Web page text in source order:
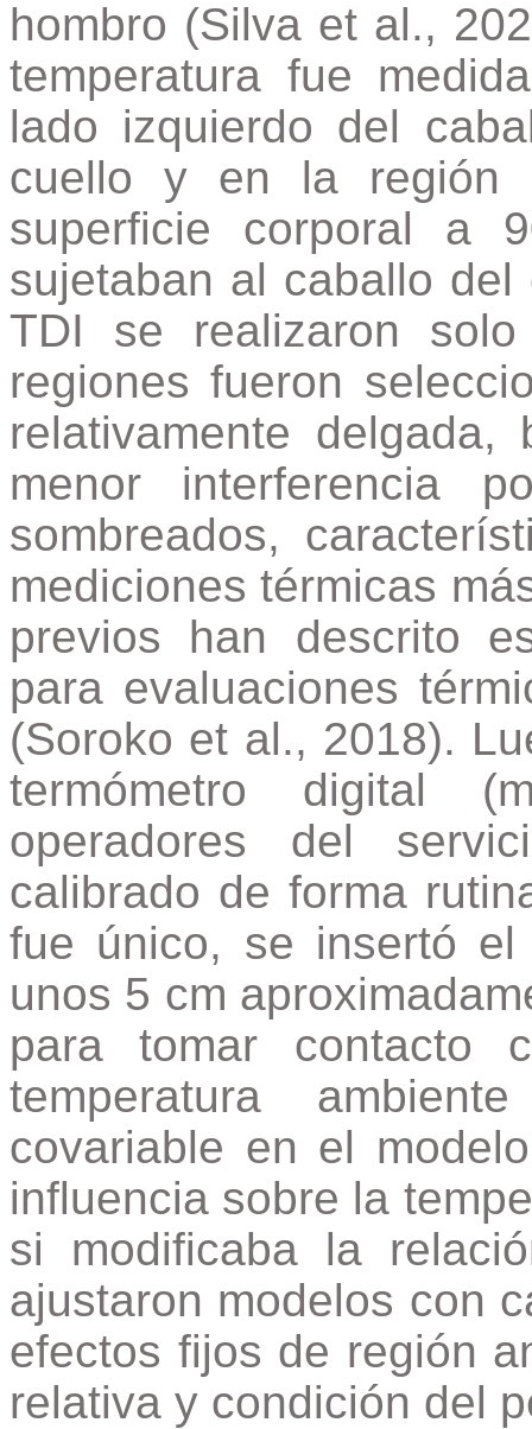
hombro (Silva et al.,
temperatura fue
lado izquierdo del
cuello y en la
superficie corporal a
sujetaban al caballo
TDI se realizaron
regiones fueron
relativamente
menor interferencia
sombreados,
mediciones térmicas
previos han descrito
para evaluaciones
(Soroko et al., 2018).
termómetro digital
operadores del
calibrado de forma
fue único, se insertó
unos 5 cm
para tomar contacto
temperatura
covariable en el
influencia sobre la
si modificaba la
ajustaron modelos con
efectos fijos de región
relativa y condición del